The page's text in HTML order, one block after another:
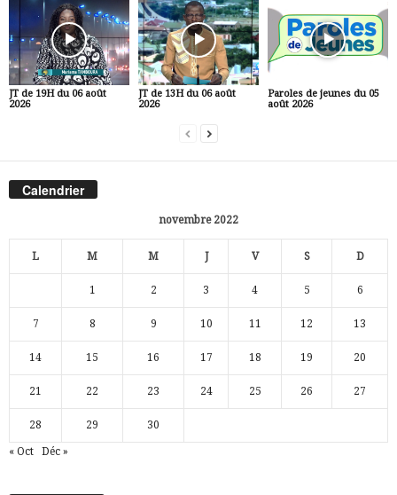
JT de 19H du 06 août
2026
JT de 13H du 06 août
2026
Paroles de jeunes du 05
août 2026
Calendrier
novembre 2022
L M M J V S D
1 2 3 4 5 6
7 8 9 10 11 12 13
14 15 16 17 18 19 20
21 22 23 24 25 26 27
28 29 30
« Oct Déc »